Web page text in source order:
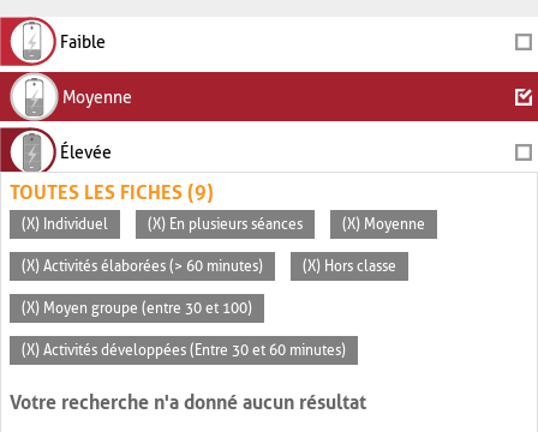
Faible
Moyenne
Élevée
TOUTES LES FICHES (9)
(X) Individuel (X) En plusieurs séances (X) Moyenne
(X) Activités élaborées (> 60 minutes) (X) Hors classe
(X) Moyen groupe (entre 30 et 100)
(X) Activités développées (Entre 30 et 60 minutes)
Votre recherche n'a donné aucun résultat